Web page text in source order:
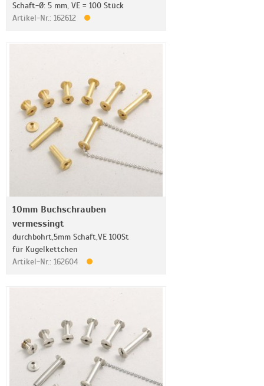
Schaft-Ø: 5 mm, VE = 100 Stück
Artikel-Nr.: 162612
10mm Buchschrauben
vermessingt
durchbohrt,5mm Schaft,VE 100St
für Kugelkettchen
Artikel-Nr.: 162604